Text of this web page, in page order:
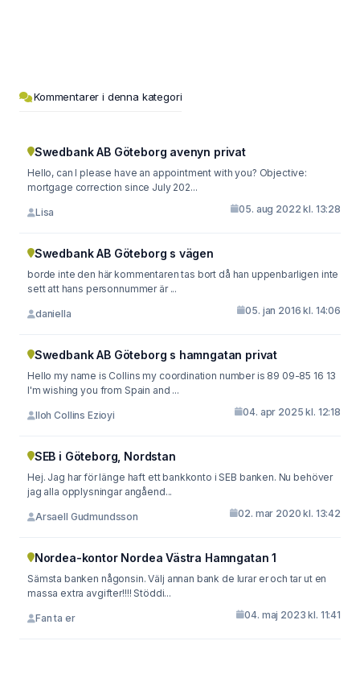
Kommentarer i denna kategori
Swedbank AB Göteborg avenyn privat
Hello, can I please have an appointment with you? Objective:
mortgage correction since July 202...
Lisa 05. aug 2022 kl. 13:28
Swedbank AB Göteborg s vägen
borde inte den här kommentaren tas bort då han uppenbarligen inte
sett att hans personnummer är ...
daniella 05. jan 2016 kl. 14:06
Swedbank AB Göteborg s hamngatan privat
Hello my name is Collins my coordination number is 89 09-85 16 13
I'm wishing you from Spain and ...
Iloh Collins Ezioyi 04. apr 2025 kl. 12:18
SEB i Göteborg, Nordstan
Hej. Jag har för länge haft ett bankkonto i SEB banken. Nu behöver
jag alla opplysningar angåend...
Arsaell Gudmundsson 02. mar 2020 kl. 13:42
Nordea-kontor Nordea Västra Hamngatan 1
Sämsta banken någonsin. Välj annan bank de lurar er och tar ut en
massa extra avgifter!!!! Stöddi...
Fan ta er 04. maj 2023 kl. 11:41